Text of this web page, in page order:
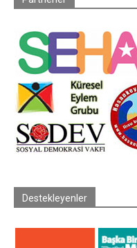
Destekleyenler